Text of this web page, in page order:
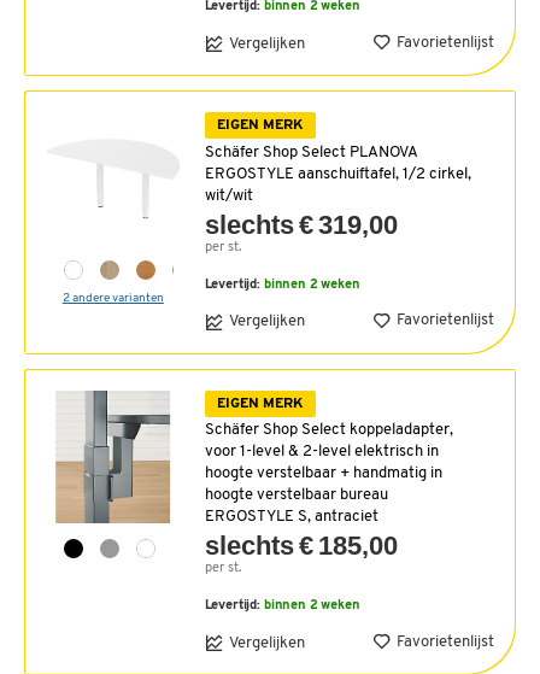
Levertijd: binnen 2 weken
Vergelijken Favorietenlijst
2 andere varianten
EIGEN MERK
Schäfer Shop Select PLANOVA
ERGOSTYLE aanschuiftafel, 1/2 cirkel,
wit/wit
slechts € 319,00
per st.
Levertijd: binnen 2 weken
Vergelijken Favorietenlijst
EIGEN MERK
Schäfer Shop Select koppeladapter,
voor 1-level & 2-level elektrisch in
hoogte verstelbaar + handmatig in
hoogte verstelbaar bureau
ERGOSTYLE S, antraciet
slechts € 185,00
per st.
Levertijd: binnen 2 weken
Vergelijken Favorietenlijst